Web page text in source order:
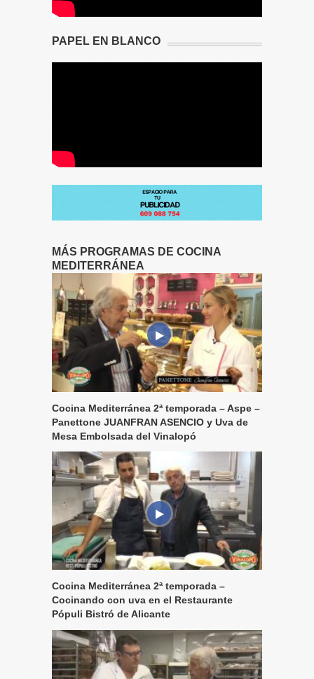
PAPEL EN BLANCO
MÁS PROGRAMAS DE COCINA
MEDITERRÁNEA
Cocina Mediterránea 2ª temporada – Aspe –
Panettone JUANFRAN ASENCIO y Uva de
Mesa Embolsada del Vinalopó
Cocina Mediterránea 2ª temporada –
Cocinando con uva en el Restaurante
Pópuli Bistró de Alicante